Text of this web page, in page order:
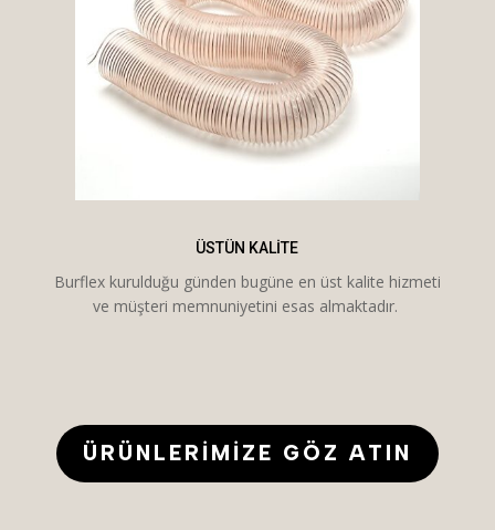
ÜSTÜN KALITE
Burflex kurulduğu günden bugüne en üst kalite hizmeti
ve müşteri memnuniyetini esas almaktadır.
ÜRÜNLERIMIZE GÖZ ATIN